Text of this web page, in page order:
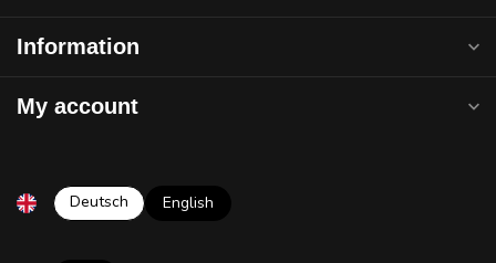
Information
My account
Deutsch English